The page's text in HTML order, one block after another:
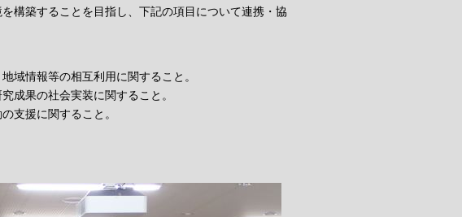
構築することを目指し、下記の項目について連携・協
域情報等の相互利用に関すること。
成果の社会実装に関すること。
支援に関すること。